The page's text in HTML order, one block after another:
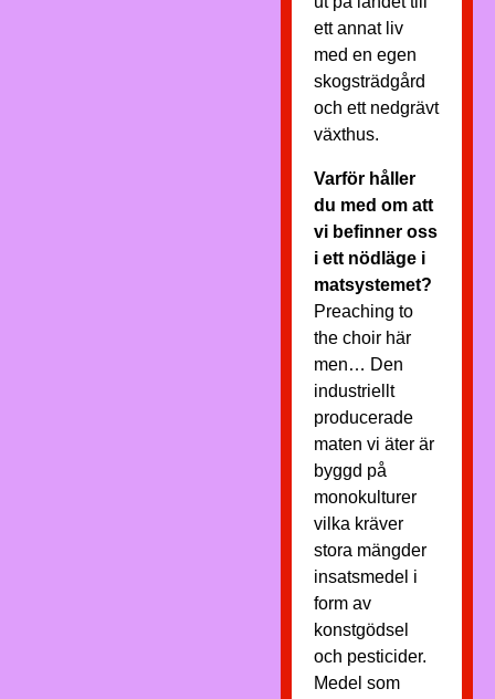
ett annat liv
med en egen
skogsträdgård
och ett nedgrävt
växthus.
Varför håller
du med om att
vi befinner oss
i ett nödläge i
matsystemet?
Preaching to
the choir här
men… Den
industriellt
producerade
maten vi äter är
byggd på
monokulturer
vilka kräver
stora mängder
insatsmedel i
form av
konstgödsel
och pesticider.
Medel som